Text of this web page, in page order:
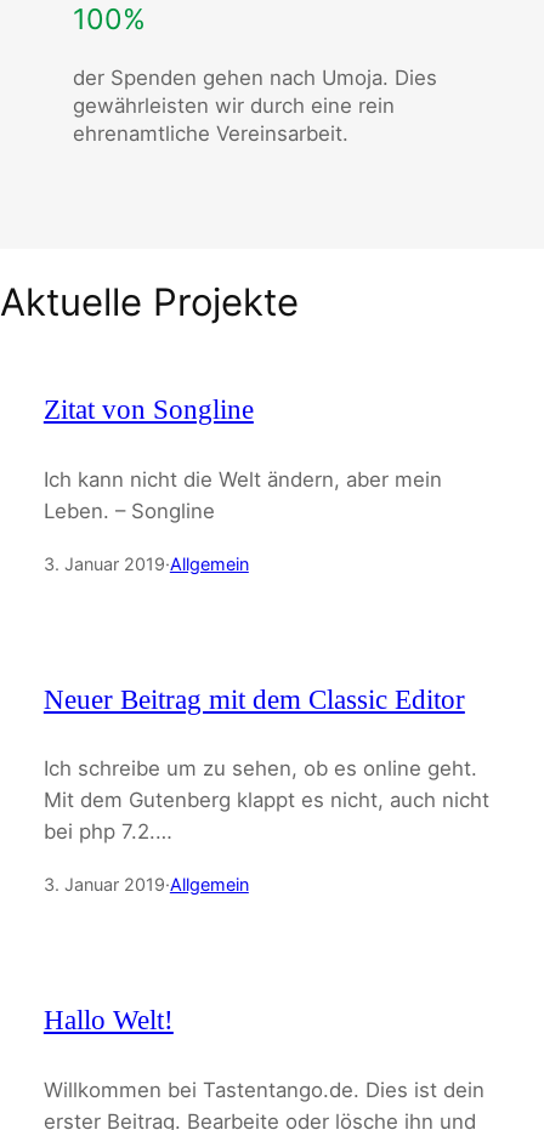
100%
der Spenden gehen nach Umoja. Dies
gewährleisten wir durch eine rein
ehrenamtliche Vereinsarbeit.
Aktuelle Projekte
Zitat von Songline
Ich kann nicht die Welt ändern, aber mein
Leben. – Songline
3. Januar 2019·Allgemein
Neuer Beitrag mit dem Classic Editor
Ich schreibe um zu sehen, ob es online geht.
Mit dem Gutenberg klappt es nicht, auch nicht
bei php 7.2.…
3. Januar 2019·Allgemein
Hallo Welt!
Willkommen bei Tastentango.de. Dies ist dein
erster Beitrag. Bearbeite oder lösche ihn und